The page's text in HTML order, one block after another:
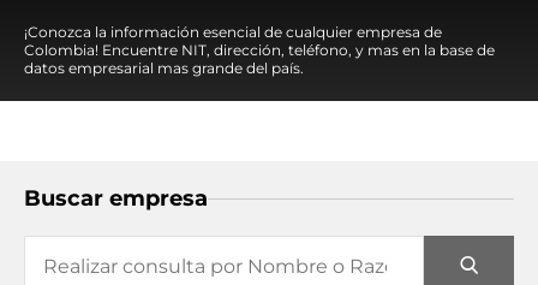
¡Conozca la información esencial de cualquier empresa de
Colombia! Encuentre NIT, dirección, teléfono, y mas en la base de
datos empresarial mas grande del país.
Buscar empresa